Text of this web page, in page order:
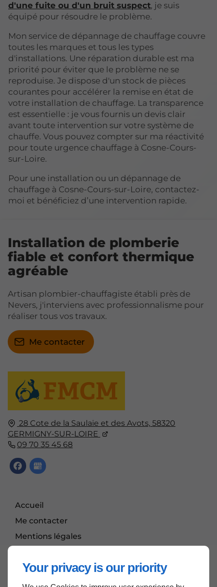
Your privacy is our priority
d'une fuite ou d'un bruit suspect, je suis
équipé pour résoudre le problème.
Mon service de dépannage de chauffage couvre
toutes les marques et tous les types
d'installations. Une réparation durable est ma
priorité pour éviter que le problème ne se
reproduise. Je dispose d'un stock de pièces
courantes pour accélérer la remise en état de
votre installation de chauffage. La transparence
est essentielle : je vous fournis un devis clair
avant toute intervention sur votre système de
chauffe. Vous pouvez compter sur ma réactivité
pour toute urgence chauffage à Cosne-Cours-
sur-Loire.
Pour une installation ou un dépannage de
chauffage à Cosne-Cours-sur-Loire, contactez-
moi et bénéficiez d’une intervention rapide.
28 Cote de la Saulaie et des Avots, 58320
GERMIGNY-SUR-LOIRE
09 70 35 45 68
Accueil
Me contacter
Mentions légales
Installation de plomberie
fiable et confort thermique
agréable
Artisan plombier-chauffagiste établi près de
Nevers, j'interviens avec professionnalisme pour
réaliser tous vos travaux.
Me contacter